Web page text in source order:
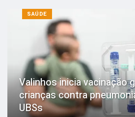
SAÚDE
Valinhos inicia vacinação
crianças contra
UBSs